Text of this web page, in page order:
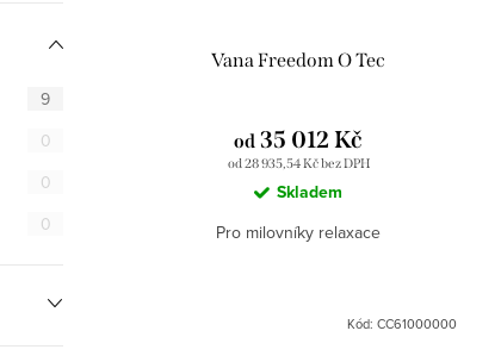
9
0
0
0
Vana Freedom O Tec
od 28 935,54 Kč bez DPH
od 35 012 Kč
Skladem
Pro milovníky relaxace
Kód:CC61000000